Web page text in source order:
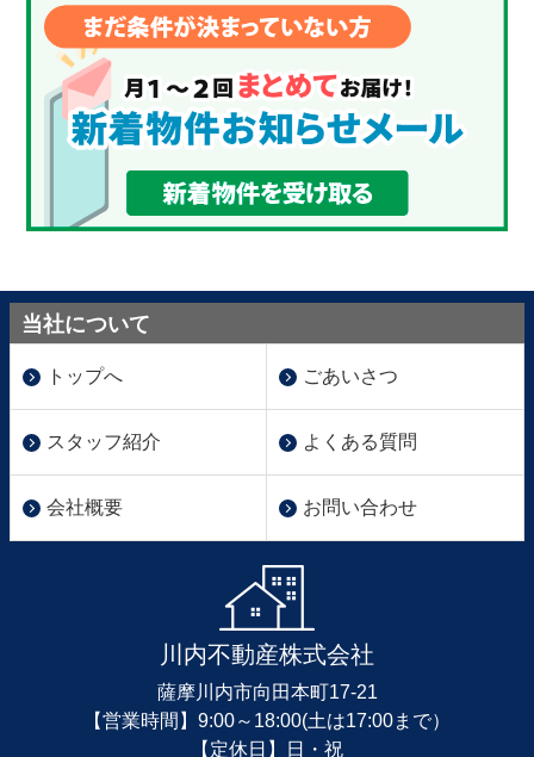
当社について
トップへ ごあいさつ
スタッフ紹介 よくある質問
会社概要 お問い合わせ
川内不動産株式会社
薩摩川内市向田本町17-21
【営業時間】9:00～18:00(土は17:00まで）
【定休日】日・祝